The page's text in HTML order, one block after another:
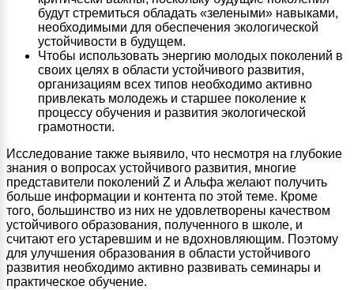
будут стремиться обладать «зелеными» навыками,
необходимыми для обеспечения экологической
устойчивости в будущем.
Чтобы использовать энергию молодых поколений в
своих целях в области устойчивого развития,
организациям всех типов необходимо активно
привлекать молодежь и старшее поколение к
процессу обучения и развития экологической
грамотности.
Исследование также выявило, что несмотря на глубокие
знания о вопросах устойчивого развития, многие
представители поколений Z и Альфа желают получить
больше информации и контента по этой теме. Кроме
того, большинство из них не удовлетворены качеством
устойчивого образования, полученного в школе, и
считают его устаревшим и не вдохновляющим. Поэтому
для улучшения образования в области устойчивого
развития необходимо активно развивать семинары и
практическое обучение.